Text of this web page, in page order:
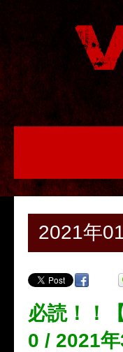
2021年
必読！！
0 / 2021